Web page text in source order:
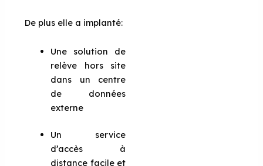
De plus elle a implanté:
Une solution de
relève hors site
dans un centre
de données
externe
Un service
d’accès à
distance facile et